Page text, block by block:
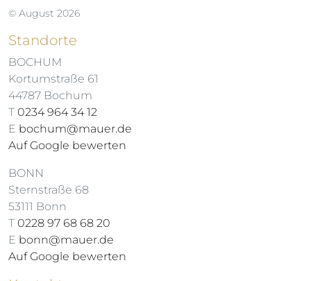
© August 2026
Standorte
BOCHUM
Kortumstraße 61
44787 Bochum
T 0234 964 34 12
E bochum@mauer.de
Auf Google bewerten
BONN
Sternstraße 68
53111 Bonn
T 0228 97 68 68 20
E bonn@mauer.de
Auf Google bewerten